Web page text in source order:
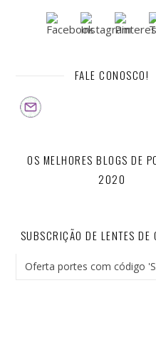
FALE CONOSCO!
OS MELHORES BLOGS DE
2020
SUBSCRIÇÃO DE LENTES DE
Oferta portes com código